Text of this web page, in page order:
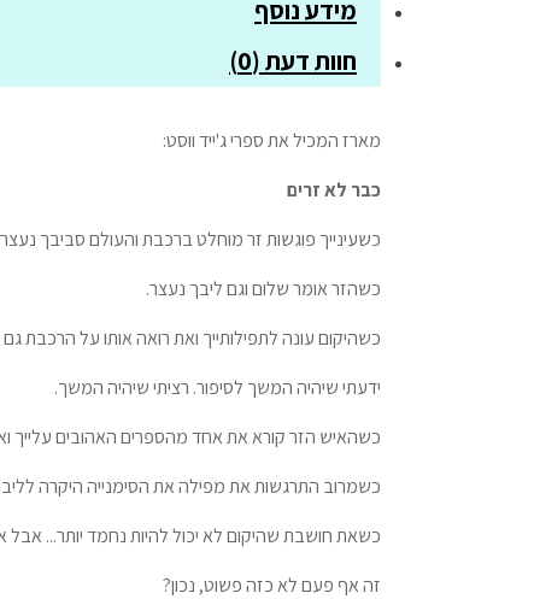
מידע נוסף
חוות דעת (0)
מארז המכיל את ספרי ג'ייד ווסט:
כבר לא זרים
כשעינייך פוגשות זר מוחלט ברכבת והעולם סביבך
כשהזר אומר שלום וגם ליבך נעצר.
כשהיקום עונה לתפילותייך ואת רואה אותו על הרכבת
ידעתי שיהיה המשך לסיפור. רציתי שיהיה המשך.
כשהאיש הזר קורא את אחד מהספרים האהובים עלייך
כשמרוב התרגשות את מפילה את הסימנייה היקרה
כשאת חושבת שהיקום לא יכול להיות נחמד יותר... אבל
זה אף פעם לא כזה פשוט, נכון?